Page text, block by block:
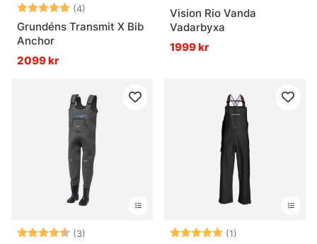
Betyg: (4)
5.0 utav 5 stjärnor
Grundéns Transmit X Bib
Anchor
2099 kr
Vision Rio Vanda
Vadarbyxa
1999 kr
Betyg: (3)
4.3 utav 5 stjärnorBetyg: (1)